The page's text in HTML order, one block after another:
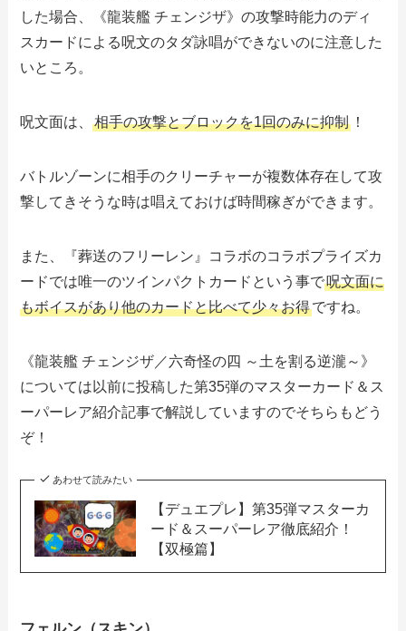
した場合、《龍装艦 チェンジザ》の攻撃時能力のディ
スカードによる呪文のタダ詠唱ができないのに注意した
いところ。
呪文面は、相手の攻撃とブロックを1回のみに抑制 ！
バトルゾーンに相手のクリーチャーが複数体存在して攻
撃してきそうな時は唱えておけば時間稼ぎができます。
また、『葬送のフリーレン』コラボのコラボプライズカ
ードでは唯一のツインパクトカードという事で呪文面に
もボイスがあり他のカードと比べて少々お得ですね。
《龍装艦 チェンジザ／六奇怪の四 ～土を割る逆瀧～》
については以前に投稿した第35弾のマスターカード＆ス
ーパーレア紹介記事で解説していますのでそちらもどう
ぞ！
あわせて読みたい
【デュエプレ】第35弾マスターカ
ード＆スーパーレア徹底紹介！
【双極篇】